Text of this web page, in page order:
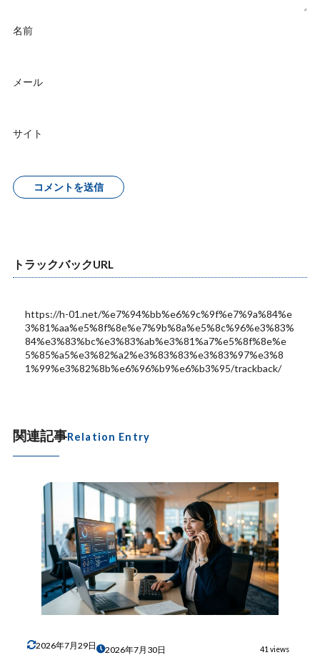
名前
メール
サイト
トラックバックURL
https://h-01.net/%e7%94%bb%e6%9c%9f%e7%9a%84%e
3%81%aa%e5%8f%8e%e7%9b%8a%e5%8c%96%e3%83%
84%e3%83%bc%e3%83%ab%e3%81%a7%e5%8f%8e%e
5%85%a5%e3%82%a2%e3%83%83%e3%83%97%e3%8
1%99%e3%82%8b%e6%96%b9%e6%b3%95/trackback/
関連記事Relation Entry
2026年7月29日 2026年7月30日 41 views